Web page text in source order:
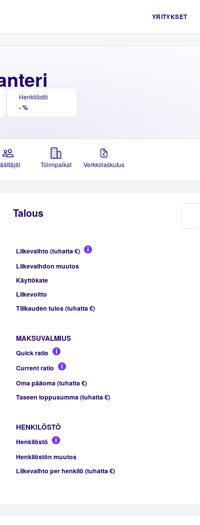
YRITYKSET
Henkilöstö
- %
Toimipaikat Verkkolaskutus
Talous
Liikevaihto (tuhatta €)
Liikevaihdon muutos
Käyttökate
Liikevoitto
Tilikauden tulos (tuhatta €)
MAKSUVALMIUS
Quick ratio
Current ratio
Oma pääoma (tuhatta €)
Taseen loppusumma (tuhatta €)
HENKILÖSTÖ
Henkilöstö
Henkilöstön muutos
Liikevaihto per henkilö (tuhatta €)